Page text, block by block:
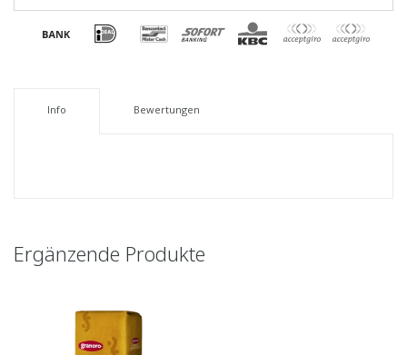
Info Bewertungen
Ergänzende Produkte